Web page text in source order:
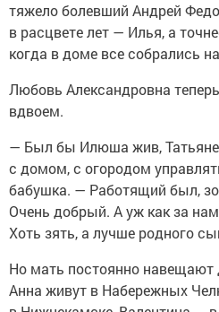
тяжело болевший Андрей
в расцвете лет — Илья, а
когда в доме все собрались
Любовь Александровна
вдвоем.
— Был бы Илюша жив,
с домом, с огородом
бабушка. — Работящий был,
Очень добрый. А уж как за
Хоть зять, а лучше родного
Но мать постоянно навещают
Анна живут в Набережных